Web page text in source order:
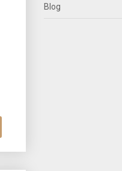
Blog